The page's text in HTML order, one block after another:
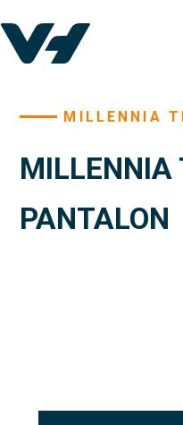
MILLENNIA
MILLENNIA
PANTALON